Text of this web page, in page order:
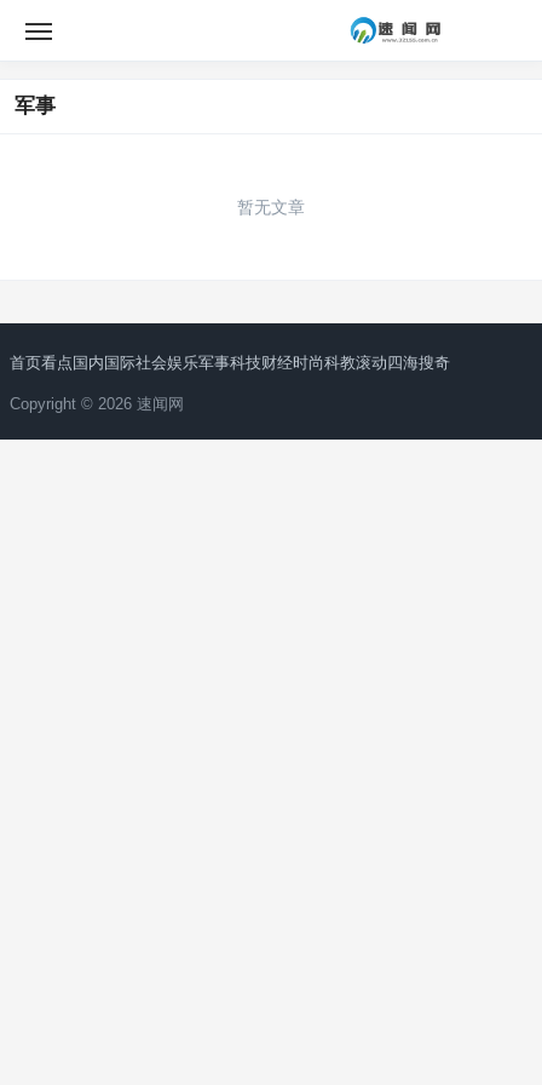
军事
暂无文章
首页看点 国内 国际社会娱乐军事科技财经时尚科教滚动 四海搜奇
Copyright © 2026 速闻网